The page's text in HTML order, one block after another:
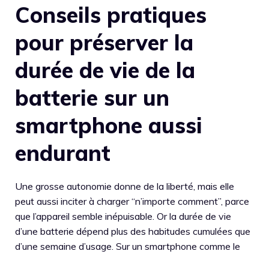
Conseils pratiques
pour préserver la
durée de vie de la
batterie sur un
smartphone aussi
endurant
Une grosse autonomie donne de la liberté, mais elle
peut aussi inciter à charger “n’importe comment”, parce
que l’appareil semble inépuisable. Or la durée de vie
d’une batterie dépend plus des habitudes cumulées que
d’une semaine d’usage. Sur un smartphone comme le